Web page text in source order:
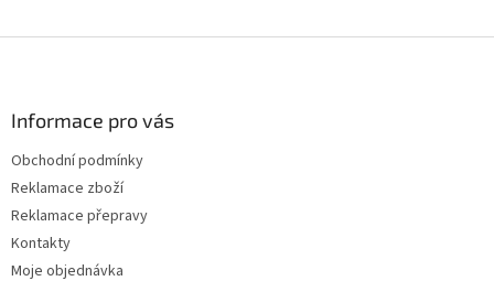
i
Informace pro vás
Obchodní podmínky
Reklamace zboží
Reklamace přepravy
Kontakty
Moje objednávka